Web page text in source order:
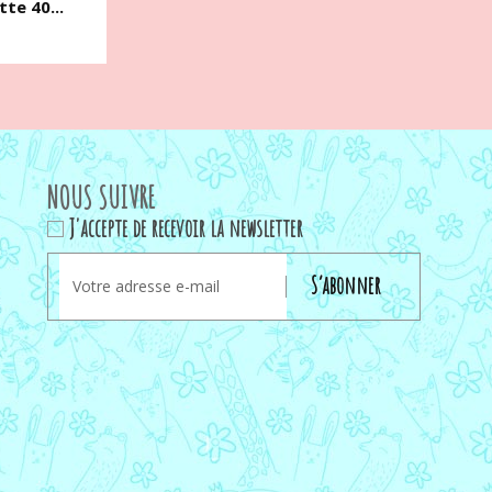
40...
NOUS SUIVRE
J'accepte de recevoir la newsletter
S’abonner